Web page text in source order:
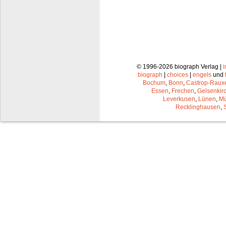
© 1996-2026 biograph Verlag |
biograph | choices | engels und
Bochum Bonn Castrop-
Essen Frechen
Leverkusen Lünen
Recklinghausen